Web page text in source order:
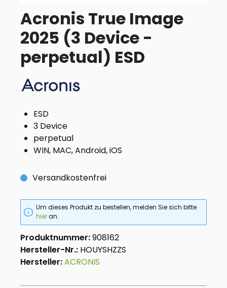
Acronis True Image
2025 (3 Device -
perpetual) ESD
ESD
3 Device
perpetual
WIN, MAC, Android, iOS
Versandkostenfrei
Um dieses Produkt zu bestellen, melden Sie sich bitte
hieran.
Produktnummer:908162
Hersteller-Nr.: HOUYSHZZS
Hersteller:ACRONIS